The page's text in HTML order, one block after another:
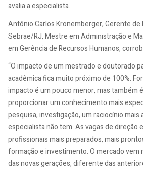
avalia a especialista.
Antônio Carlos Kronemberger, Gerente de
Sebrae/RJ, Mestre em Administração e
em Gerência de Recursos Humanos,
“O impacto de um mestrado e doutorado
acadêmica fica muito próximo de 100%.
impacto é um pouco menor, mas também
proporcionar um conhecimento mais
pesquisa, investigação, um raciocínio mais
especialista não tem. As vagas de direção
profissionais mais preparados, mais
formação e investimento. O mercado vem
das novas gerações, diferente das